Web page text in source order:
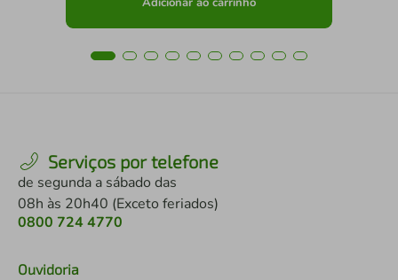
Serviços por telefone
de segunda a sábado das
08h às 20h40 (Exceto feriados)
0800 724 4770
Ouvidoria